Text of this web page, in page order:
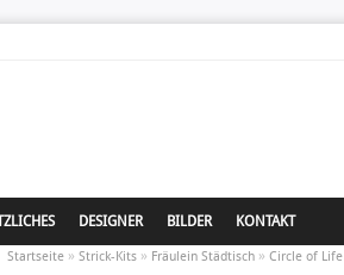
DESIGNER BILDER KONTAKT
Startseite » Strick-Kits » Fräulein Städtisch » Circle of Life